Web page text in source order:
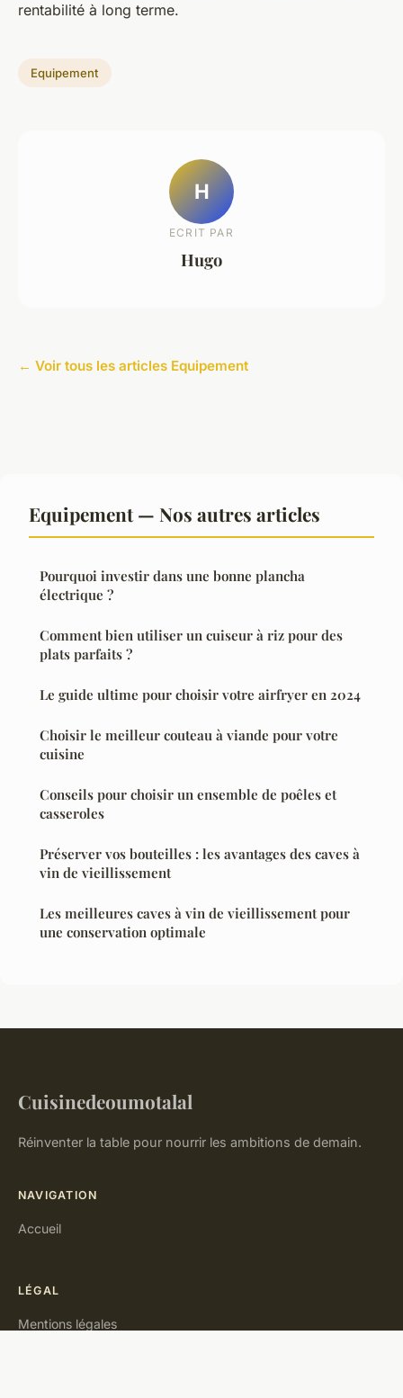
rentabilité à long terme.
Equipement
H
ECRIT PAR
Hugo
← Voir tous les articles Equipement
Equipement — Nos autres articles
Pourquoi investir dans une bonne plancha
électrique ?
Comment bien utiliser un cuiseur à riz pour des
plats parfaits ?
Le guide ultime pour choisir votre airfryer en 2024
Choisir le meilleur couteau à viande pour votre
cuisine
Conseils pour choisir un ensemble de poêles et
casseroles
Préserver vos bouteilles : les avantages des caves à
vin de vieillissement
Les meilleures caves à vin de vieillissement pour
une conservation optimale
Cuisinedeoumotalal
Réinventer la table pour nourrir les ambitions de demain.
NAVIGATION
Accueil
LÉGAL
Mentions légales